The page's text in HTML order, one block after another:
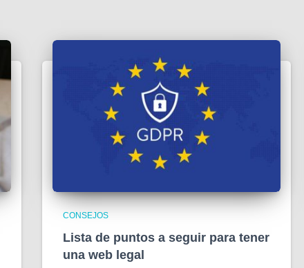
CONSEJOS
Lista de puntos a seguir para tener
una web legal